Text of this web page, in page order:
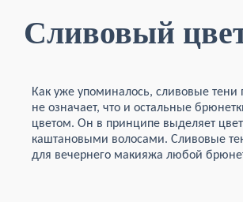
Сливовый
Как уже упоминалось, сливовые тени
не означает, что и остальные
цветом. Он в принципе выделяет
каштановыми волосами. Сливовые
для вечернего макияжа любой